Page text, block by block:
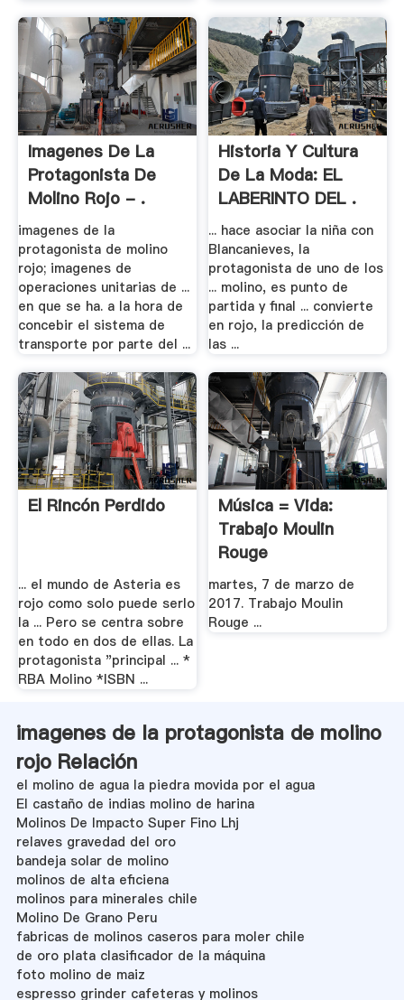
Imagenes De La
Protagonista De
Molino Rojo - .
imagenes de la
protagonista de molino
rojo; imagenes de
operaciones unitarias de ...
en que se ha. a la hora de
concebir el sistema de
transporte por parte del ...
Historia Y Cultura
De La Moda: EL
LABERINTO DEL .
... hace asociar la niña con
Blancanieves, la
protagonista de uno de los
... molino, es punto de
partida y final ... convierte
en rojo, la predicción de
las ...
El Rincón Perdido
... el mundo de Asteria es
rojo como solo puede serlo
la ... Pero se centra sobre
en todo en dos de ellas. La
protagonista "principal ... *
RBA Molino *ISBN ...
Música = Vida:
Trabajo Moulin
Rouge
martes, 7 de marzo de
2017. Trabajo Moulin
Rouge ...
imagenes de la protagonista de molino
rojo Relación
el molino de agua la piedra movida por el agua
El castaño de indias molino de harina
Molinos De Impacto Super Fino Lhj
relaves gravedad del oro
bandeja solar de molino
molinos de alta eficiena
molinos para minerales chile
Molino De Grano Peru
fabricas de molinos caseros para moler chile
de oro plata clasificador de la máquina
foto molino de maiz
espresso grinder cafeteras y molinos